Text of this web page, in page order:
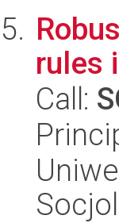
rules
Call: